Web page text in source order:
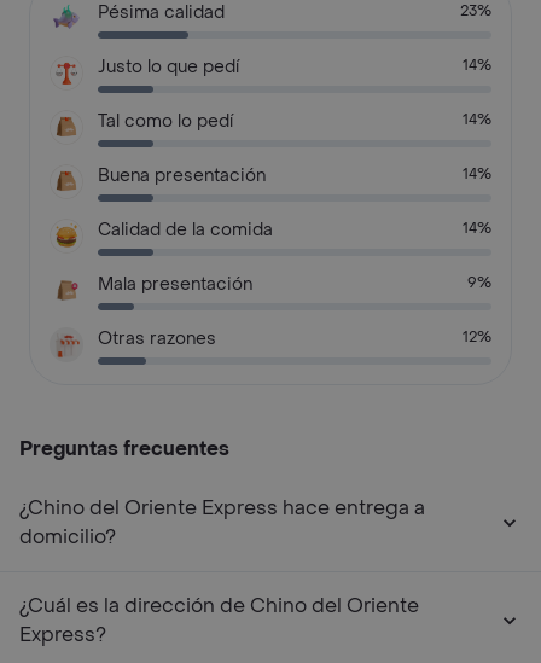
Pésima calidad 23%
Justo lo que pedí 14%
Tal como lo pedí 14%
Buena presentación 14%
Calidad de la comida 14%
Mala presentación 9%
Otras razones 12%
Preguntas frecuentes
¿Chino del Oriente Express hace entrega a
domicilio?
¿Cuál es la dirección de Chino del Oriente
Express?